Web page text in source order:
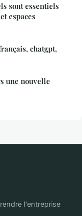
sont essentiels
espaces
chatgpt,
une nouvelle
l'entreprise